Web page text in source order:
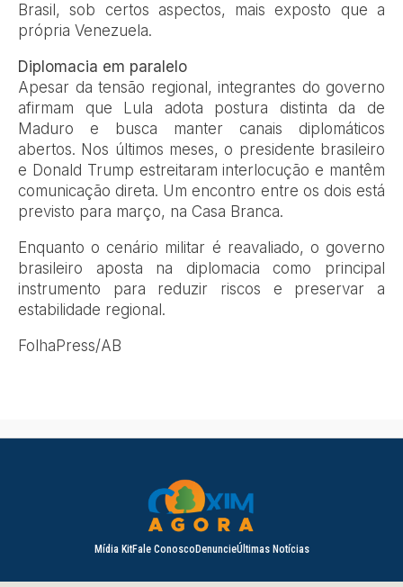
Brasil, sob certos aspectos, mais exposto que a
própria Venezuela.
Diplomacia em paralelo
Apesar da tensão regional, integrantes do governo
afirmam que Lula adota postura distinta da de
Maduro e busca manter canais diplomáticos
abertos. Nos últimos meses, o presidente brasileiro
e Donald Trump estreitaram interlocução e mantêm
comunicação direta. Um encontro entre os dois está
previsto para março, na Casa Branca.
Enquanto o cenário militar é reavaliado, o governo
brasileiro aposta na diplomacia como principal
instrumento para reduzir riscos e preservar a
estabilidade regional.
FolhaPress/AB
Mídia KitFale Conosco DenuncieÚltimas Notícias